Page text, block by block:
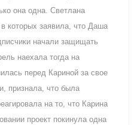
она одна. Светлана
которых заявила, что Даша
начали защищать
наехала тогда на
перед Кариной за свое
признала, что была
на то, что Карина
проект покинула одна